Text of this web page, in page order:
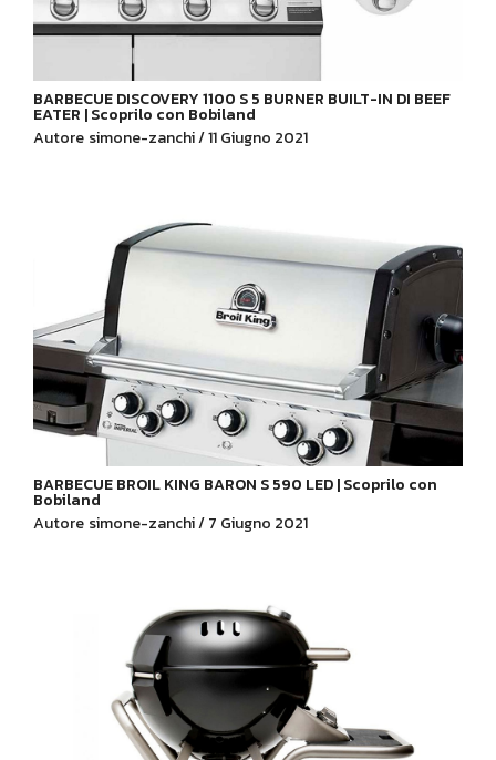
BARBECUE DISCOVERY 1100 S 5 BURNER BUILT-IN DI BEEF
EATER | Scoprilo con Bobiland
Autore simone-zanchi / 11 Giugno 2021
BARBECUE BROIL KING BARON S 590 LED | Scoprilo con
Bobiland
Autore simone-zanchi / 7 Giugno 2021